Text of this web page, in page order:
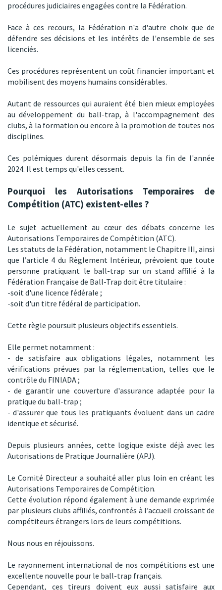
procédures judiciaires engagées contre la Fédération.
Face à ces recours, la Fédération n'a d'autre choix que de
défendre ses décisions et les intérêts de l'ensemble de ses
licenciés.
Ces procédures représentent un coût financier important et
mobilisent des moyens humains considérables.
Autant de ressources qui auraient été bien mieux employées
au développement du ball-trap, à l'accompagnement des
clubs, à la formation ou encore à la promotion de toutes nos
disciplines.
Ces polémiques durent désormais depuis la fin de l'année
2024. Il est temps qu'elles cessent.
Pourquoi les Autorisations Temporaires de
Compétition (ATC) existent-elles ?
Le sujet actuellement au cœur des débats concerne les
Autorisations Temporaires de Compétition (ATC).
Les statuts de la Fédération, notamment le Chapitre III, ainsi
que l’article 4 du Règlement Intérieur, prévoient que toute
personne pratiquant le ball-trap sur un stand affilié à la
Fédération Française de Ball-Trap doit être titulaire :
-soit d'une licence fédérale ;
-soit d'un titre fédéral de participation.
Cette règle poursuit plusieurs objectifs essentiels.
Elle permet notamment :
- de satisfaire aux obligations légales, notamment les
vérifications prévues par la réglementation, telles que le
contrôle du FINIADA ;
- de garantir une couverture d'assurance adaptée pour la
pratique du ball-trap ;
- d'assurer que tous les pratiquants évoluent dans un cadre
identique et sécurisé.
Depuis plusieurs années, cette logique existe déjà avec les
Autorisations de Pratique Journalière (APJ).
Le Comité Directeur a souhaité aller plus loin en créant les
Autorisations Temporaires de Compétition.
Cette évolution répond également à une demande exprimée
par plusieurs clubs affiliés, confrontés à l’accueil croissant de
compétiteurs étrangers lors de leurs compétitions.
Nous nous en réjouissons.
Le rayonnement international de nos compétitions est une
excellente nouvelle pour le ball-trap français.
Cependant, ces tireurs doivent eux aussi satisfaire aux